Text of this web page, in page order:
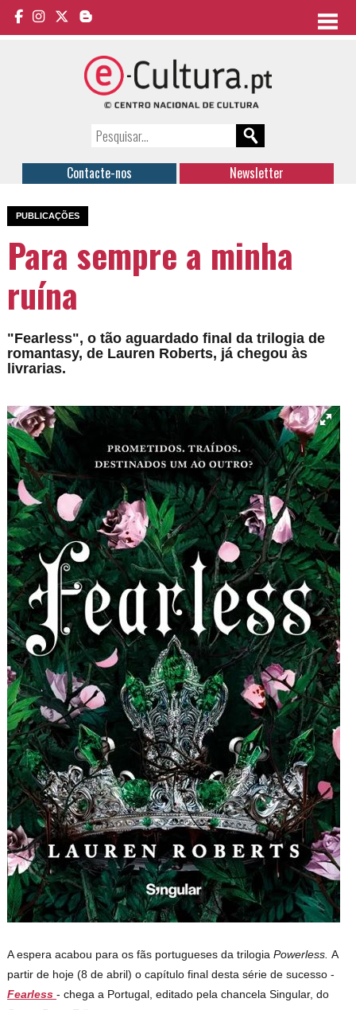
Contacte-nos Newsletter
PUBLICAÇÕES
Para sempre a minha
ruína
"Fearless", o tão aguardado final da trilogia de
romantasy, de Lauren Roberts, já chegou às
livrarias.
A espera acabou para os fãs portugueses da trilogiaPowerless.A
partir de hoje (8 de abril) o capítulo final desta série de sucesso -
Fearless- chega a Portugal, editado pela chancela Singular, do